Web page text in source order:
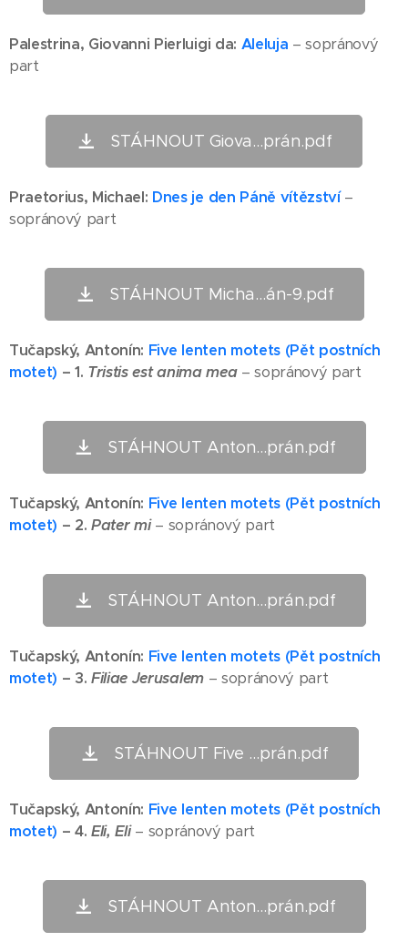
Palestrina, Giovanni Pierluigi da: Aleluja – sopránový
part
STÁHNOUT Giova...prán.pdf
Praetorius, Michael: Dnes je den Páně vítězství–
sopránový part
STÁHNOUT Micha...án-9.pdf
Tučapský, Antonín: Five lenten motets (Pět postních
motet) – 1. Tristis est anima mea– sopránový part
STÁHNOUT Anton...prán.pdf
Tučapský, Antonín: Five lenten motets (Pět postních
motet) – 2.Pater mi– sopránový part
STÁHNOUT Anton...prán.pdf
Tučapský, Antonín: Five lenten motets (Pět postních
motet) – 3.Filiae Jerusalem– sopránový part
STÁHNOUT Five ...prán.pdf
Tučapský, Antonín: Five lenten motets (Pět postních
motet) – 4.Eli, Eli– sopránový part
STÁHNOUT Anton...prán.pdf